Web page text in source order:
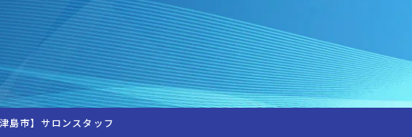
津島市】サロンスタッフ